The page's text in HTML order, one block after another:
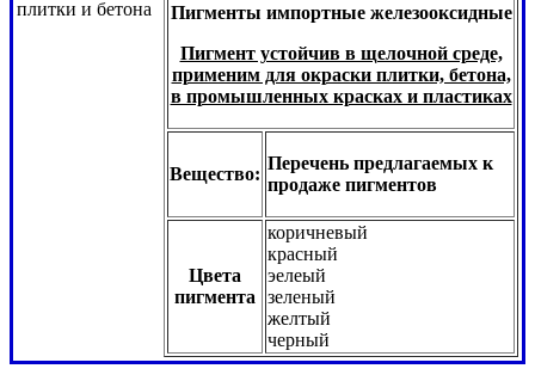
Пигменты импортные железооксидные
Пигмент устойчив в щелочной среде,
применим для окраски плитки, бетона,
в промышленных красках и пластиках
Вещество:
Перечень предлагаемых к
продаже пигментов
Цвета
пигмента
коричневый
красный
эелеый
зеленый
желтый
черный